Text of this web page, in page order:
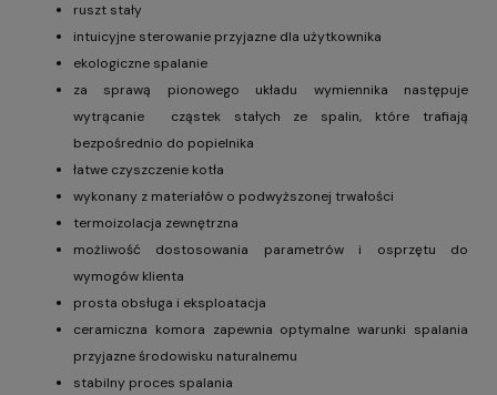
ruszt stały
intuicyjne sterowanie przyjazne dla użytkownika
ekologiczne spalanie
za sprawą pionowego układu wymiennika następuje
wytrącanie cząstek stałych ze spalin, które trafiają
bezpośrednio do popielnika
łatwe czyszczenie kotła
wykonany z materiałów o podwyższonej trwałości
termoizolacja zewnętrzna
możliwość dostosowania parametrów i osprzętu do
wymogów klienta
prosta obsługa i eksploatacja
ceramiczna komora zapewnia optymalne warunki spalania
przyjazne środowisku naturalnemu
stabilny proces spalania